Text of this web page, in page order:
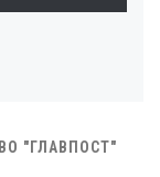
"ГЛАВПОСТ"